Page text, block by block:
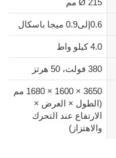
Ø 215 مم
0.6إلى0.9 ميجا باسكال
4.0 كيلو واط
380 فولت، 50 هرتز
3650 × 1600 × 1680 مم
(الطول × العرض ×
الارتفاع عند التحرك
والاهتزاز)